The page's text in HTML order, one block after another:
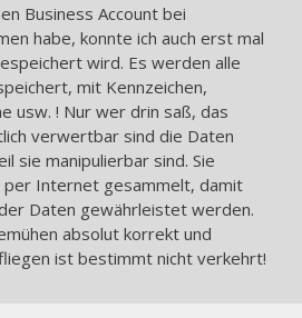
Business Account bei
habe, konnte ich auch erst mal
wird. Es werden alle
mit Kennzeichen,
usw. ! Nur wer drin saß, das
verwertbar sind die Daten
sie manipulierbar sind. Sie
per Internet gesammelt, damit
Daten gewährleistet werden.
absolut korrekt und
ist bestimmt nicht verkehrt!